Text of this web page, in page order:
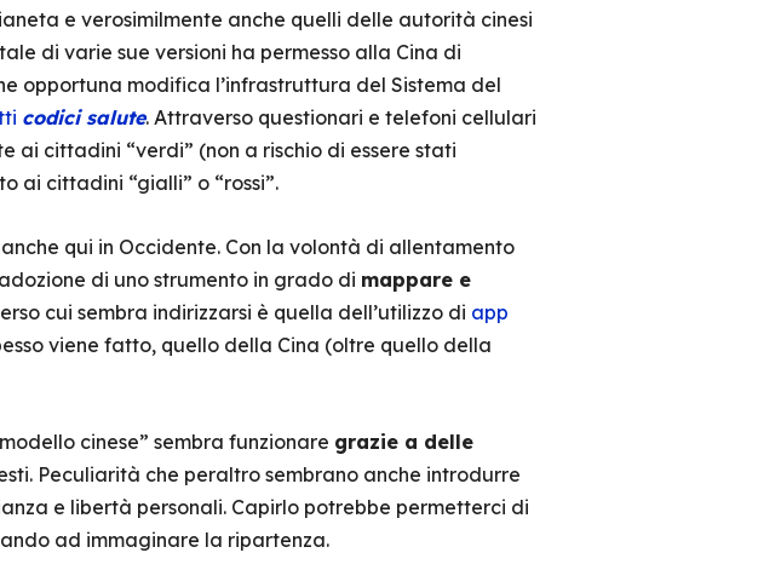
e verosimilmente anche quelli delle autorità cinesi
di varie sue versioni ha permesso alla Cina di
opportuna modifica l’infrastruttura del Sistema del
codici salute. Attraverso questionari e telefoni cellulari
ai cittadini “verdi” (non a rischio di essere stati
ai cittadini “gialli” o “rossi”.
qui in Occidente. Con la volontà di allentamento
di uno strumento in grado di mappare e
cui sembra indirizzarsi è quella dell’utilizzo di app
viene fatto, quello della Cina (oltre quello della
cinese” sembra funzionare grazie a delle
Peculiarità che peraltro sembrano anche introdurre
e libertà personali. Capirlo potrebbe permetterci di
ad immaginare la ripartenza.